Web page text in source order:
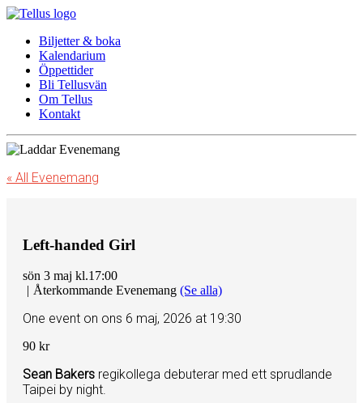
Biljetter & boka
Kalendarium
Öppettider
Bli Tellusvän
Om Tellus
Kontakt
« All Evenemang
Left-handed Girl
sön 3 maj kl.17:00
| Återkommande Evenemang (Se alla)
One event on ons 6 maj, 2026 at 19:30
90 kr
Sean Bakers regikollega debuterar med ett sprudlande
Taipei by night.